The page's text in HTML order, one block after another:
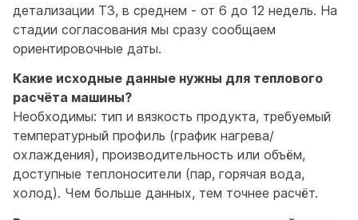
детализации ТЗ, в среднем - от 6 до 12 недель. На
стадии согласования мы сразу сообщаем
ориентировочные даты.
Какие исходные данные нужны для теплового
расчёта машины?
Необходимы: тип и вязкость продукта, требуемый
температурный профиль (график нагрева/
охлаждения), производительность или объём,
доступные теплоносители (пар, горячая вода,
холод). Чем больше данных, тем точнее расчёт.